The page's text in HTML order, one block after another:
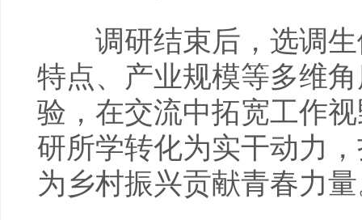
调研结束后，选调生
特点、产业规模等多维
验，在交流中拓宽工作
研所学转化为实干动力
为乡村振兴贡献青春力